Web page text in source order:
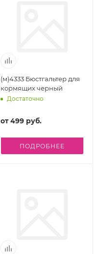
(м)4333 Бюстгальтер для
кормящих черный
Достаточно
от499 руб.
ПОДРОБНЕЕ